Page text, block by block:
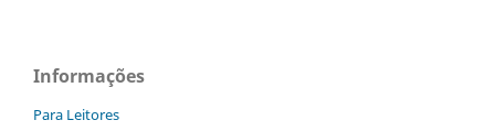
Informações
Para Leitores